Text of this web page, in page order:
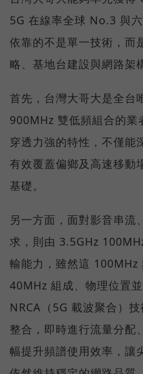
5G 在線率全球 No.3 與
依靠的不是單一技術，而
略、基地台建設與網路架
首先，台灣大哥大是全台
900MHz 雙低頻組合的業
穿透力強的特性，不僅能
有效覆蓋偏鄉及高速移動
基礎。
另一方面，面對影音串流
求，則由 3.5GHz
輸能力，雖然這 100MHz
40MHz 組成、物理位置
NRCA（5G 載波聚合）
整合，即時進行流量分配
幅提升頻譜使用效率，讓